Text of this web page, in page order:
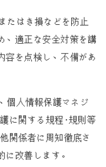
たはき損などを防止
適正な安全対策を講
を点検し、不備があ
個人情報保護マネジ
に関する規程･規則等
関係者に周知徹底さ
改善します。